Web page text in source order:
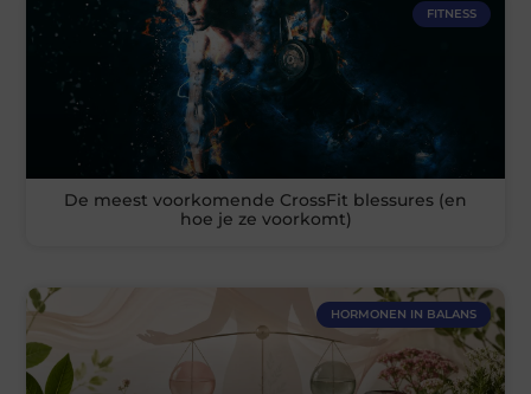
FITNESS
De meest voorkomende CrossFit blessures (en
hoe je ze voorkomt)
HORMONEN IN BALANS